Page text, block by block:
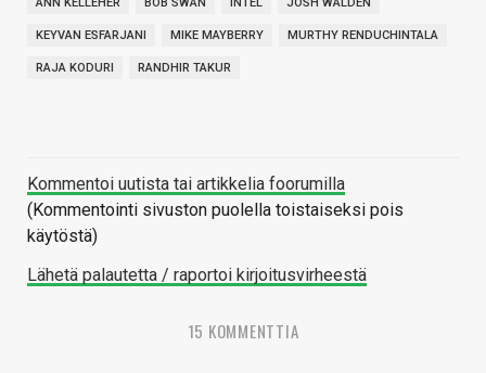
ANN KELLEHER BOB SWAN INTEL JOSH WALDEN
KEYVAN ESFARJANI MIKE MAYBERRY MURTHY RENDUCHINTALA
RAJA KODURI RANDHIR TAKUR
Kommentoi uutista tai artikkelia foorumilla
(Kommentointi sivuston puolella toistaiseksi pois
käytöstä)
Lähetä palautetta / raportoi kirjoitusvirheestä
15 KOMMENTTIA